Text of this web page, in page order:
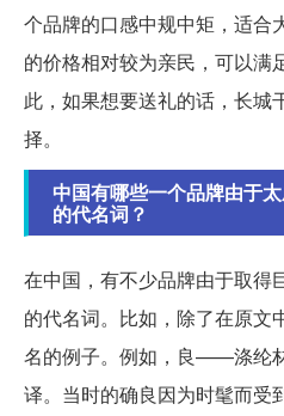
个品牌的口感中规中矩，适合
的价格相对较为亲民，可以满
此，如果想要送礼的话，长城
择。
中国有哪些一个品牌由于
的代名词？
在中国，有不少品牌由于取得
的代名词。比如，除了在原文
名的例子。例如，良——涤纶
译。当时的确良因为时髦而受